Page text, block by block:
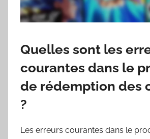
Quelles sont les
courantes dans le
de rédemption des
?
Les erreurs courantes dans le